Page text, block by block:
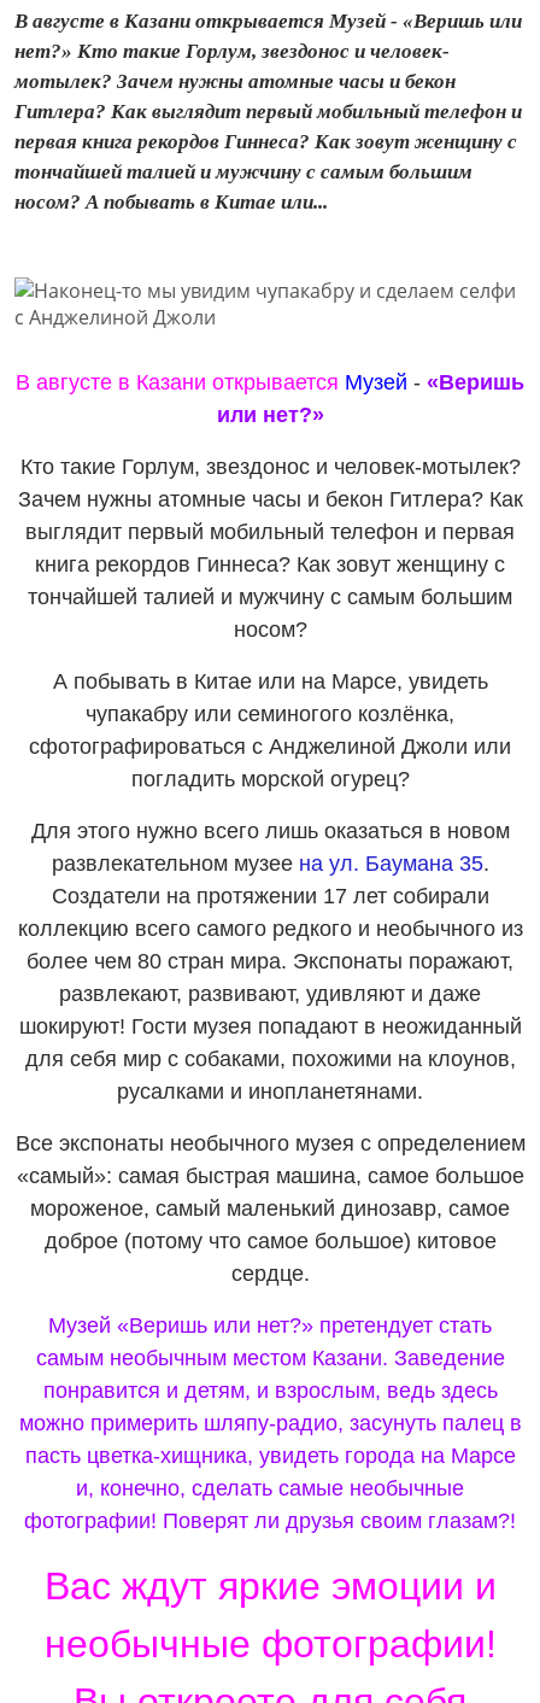
В августе в Казани открывается Музей - «Веришь или
нет?» Кто такие Горлум, звездонос и человек-
мотылек? Зачем нужны атомные часы и бекон
Гитлера? Как выглядит первый мобильный телефон и
первая книга рекордов Гиннеса? Как зовут женщину с
тончайшей талией и мужчину с самым большим
носом? А побывать в Китае или...
В августе в Казани открывается Музей - «Веришь
или нет?»
Кто такие Горлум, звездонос и человек-мотылек?
Зачем нужны атомные часы и бекон Гитлера? Как
выглядит первый мобильный телефон и первая
книга рекордов Гиннеса? Как зовут женщину с
тончайшей талией и мужчину с самым большим
носом?
А побывать в Китае или на Марсе, увидеть
чупакабру или семиногого козлёнка,
сфотографироваться с Анджелиной Джоли или
погладить морской огурец?
Для этого нужно всего лишь оказаться в новом
развлекательном музее на ул. Баумана 35.
Создатели на протяжении 17 лет собирали
коллекцию всего самого редкого и необычного из
более чем 80 стран мира. Экспонаты поражают,
развлекают, развивают, удивляют и даже
шокируют! Гости музея попадают в неожиданный
для себя мир с собаками, похожими на клоунов,
русалками и инопланетянами.
Все экспонаты необычного музея с определением
«самый»: самая быстрая машина, самое большое
мороженое, самый маленький динозавр, самое
доброе (потому что самое большое) китовое
сердце.
Музей «Веришь или нет?» претендует стать
самым необычным местом Казани. Заведение
понравится и детям, и взрослым, ведь здесь
можно примерить шляпу-радио, засунуть палец в
пасть цветка-хищника, увидеть города на Марсе
и, конечно, сделать самые необычные
фотографии! Поверят ли друзья своим глазам?!
Вас ждут яркие эмоции и
необычные фотографии!